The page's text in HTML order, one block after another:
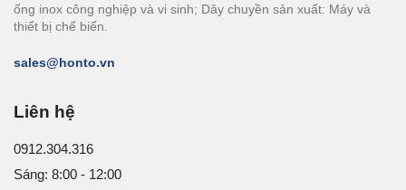
ống inox công nghiệp và vi sinh; Dây chuyền sản xuất: Máy và
thiết bị chế biến.
sales@honto.vn
Liên hệ
0912.304.316
Sáng: 8:00 - 12:00